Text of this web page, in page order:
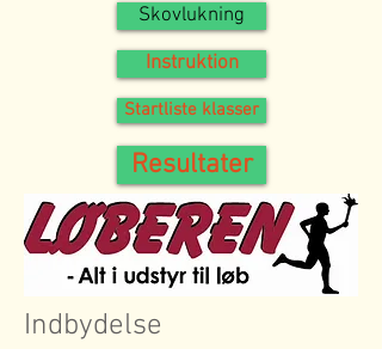
Skovlukning
Instruktion
Startliste klasser
Resultater
Indbydelse